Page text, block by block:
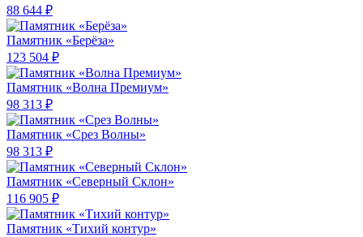
88 644 ₽
Памятник «Берёза»
123 504 ₽
Памятник «Волна Премиум»
98 313 ₽
Памятник «Срез Волны»
98 313 ₽
Памятник «Северный Склон»
116 905 ₽
Памятник «Тихий контур»